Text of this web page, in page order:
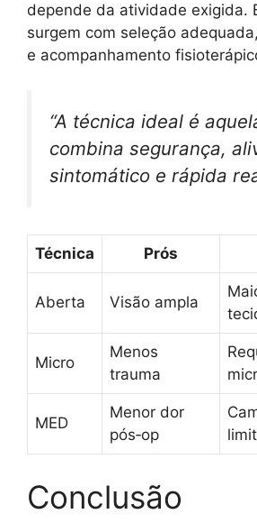
depende da atividade exigida.
surgem com seleção
e acompanhamento
“A técnica ideal é
combina segurança,
sintomático e rápida
Técnica Prós
Aberta Visão ampla
Micro
Menos
trauma
MED
Menor dor
pós‑op
Conclusão